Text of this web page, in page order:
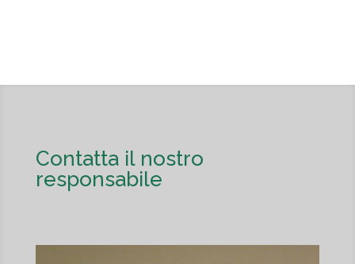
Contatta il nostro
responsabile